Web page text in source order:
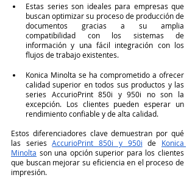
Estas series son ideales para empresas que
buscan optimizar su proceso de producción de
documentos gracias a su amplia
compatibilidad con los sistemas de
información y una fácil integración con los
flujos de trabajo existentes.
Konica Minolta se ha comprometido a ofrecer
calidad superior en todos sus productos y las
series AccurioPrint 850i y 950i no son la
excepción. Los clientes pueden esperar un
rendimiento confiable y de alta calidad.
Estos diferenciadores clave demuestran por qué
las series AccurioPrint 850i y 950i de Konica
Minolta son una opción superior para los clientes
que buscan mejorar su eficiencia en el proceso de
impresión.